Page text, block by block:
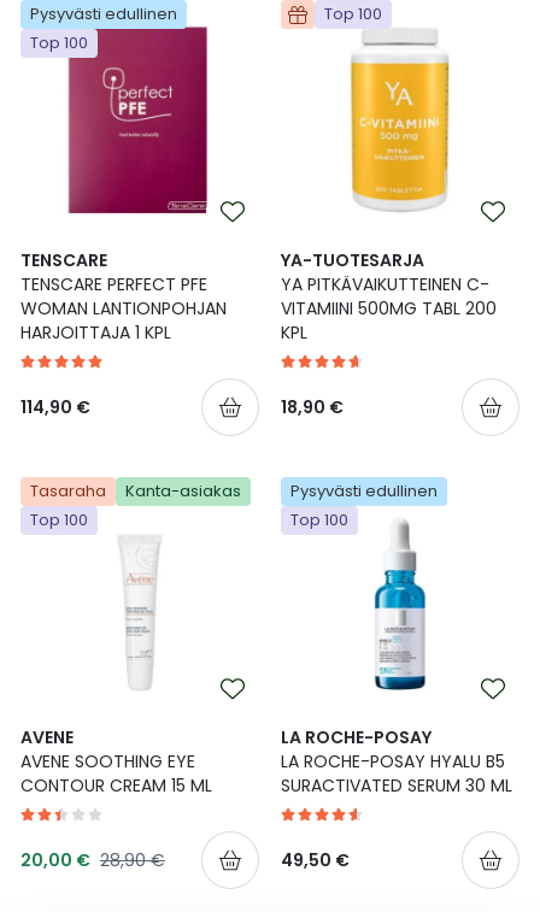
Pysyvästi edullinen
Top 100
TENSCARE
TENSCARE PERFECT PFE
WOMAN LANTIONPOHJAN
HARJOITTAJA 1 KPL
114,90 €
Top 100
YA-TUOTESARJA
YA PITKÄVAIKUTTEINEN C-
VITAMIINI 500MG TABL 200
KPL
18,90 €
Tasaraha
Kanta-asiakas
Top 100
AVENE
AVENE SOOTHING EYE
CONTOUR CREAM 15 ML
Tarjoushinta
20,00 € Normaalihinta
28,90 €
Pysyvästi edullinen
Top 100
LA ROCHE-POSAY
LA ROCHE-POSAY HYALU B5
SURACTIVATED SERUM 30 ML
49,50 €